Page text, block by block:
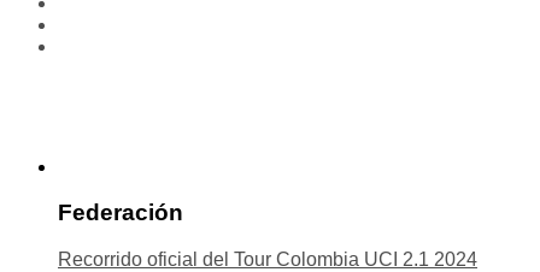
Federación
Recorrido oficial del Tour Colombia UCI 2.1 2024